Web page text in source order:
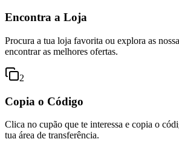
Encontra a Loja
Procura a tua loja favorita ou explora as
encontrar as melhores ofertas.
2
Copia o Código
Clica no cupão que te interessa e copia o
tua área de transferência.